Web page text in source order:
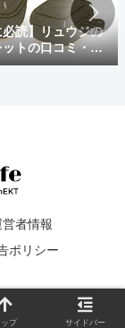
読】リュウジの
トの口コミ・評
悔しないための
営者情報
ポリシー
ップ サイドバー